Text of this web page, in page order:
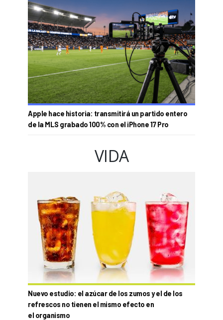
Apple hace historia: transmitirá un partido entero
de la MLS grabado 100% con el iPhone 17 Pro
VIDA
Nuevo estudio: el azúcar de los zumos y el de los
refrescos no tienen el mismo efecto en
el organismo